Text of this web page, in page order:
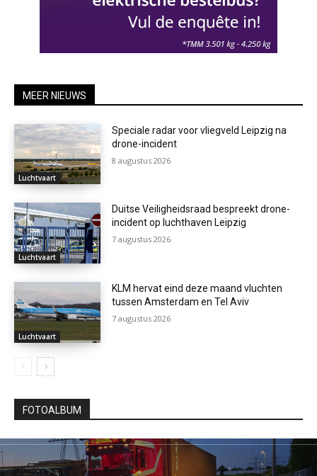
MEER NIEUWS
Luchtvaart
Speciale radar voor vliegveld Leipzig na
drone-incident
8 augustus 2026
Luchtvaart
Duitse Veiligheidsraad bespreekt drone-
incident op luchthaven Leipzig
7 augustus 2026
Luchtvaart
KLM hervat eind deze maand vluchten
tussen Amsterdam en Tel Aviv
7 augustus 2026
FOTOALBUM